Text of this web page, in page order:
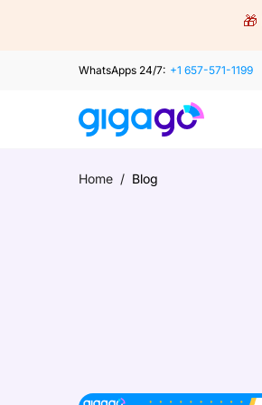
🎁
WhatsApps 24/7: +1 657-571-1199
Home / Blog